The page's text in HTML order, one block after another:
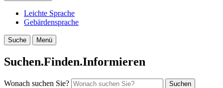
Leichte Sprache
Gebärdensprache
Suche Menü
Suchen.Finden.Informieren
Wonach suchen Sie? Suchen